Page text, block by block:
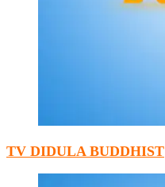
TV DIDULA BUDDHIST